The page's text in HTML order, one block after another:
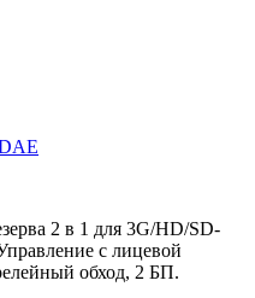
2 в 1 для 3G/HD/SD-
с лицевой
обход, 2 БП.